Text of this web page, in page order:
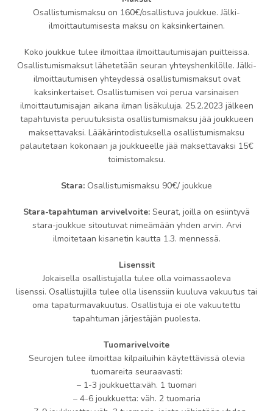
Osallistumismaksu on 160€/osallistuva joukkue. Jälki-
ilmoittautumisesta maksu on kaksinkertainen.
Koko joukkue tulee ilmoittaa ilmoittautumisajan puitteissa.
Osallistumismaksut lähetetään seuran yhteyshenkilölle. Jälki-
ilmoittautumisen yhteydessä osallistumismaksut ovat
kaksinkertaiset. Osallistumisen voi perua varsinaisen
ilmoittautumisajan aikana ilman lisäkuluja. 25.2.2023 jälkeen
tapahtuvista peruutuksista osallistumismaksu jää joukkueen
maksettavaksi. Lääkärintodistuksella osallistumismaksu
palautetaan kokonaan ja joukkueelle jää maksettavaksi 15€
toimistomaksu.
Stara: Osallistumismaksu 90€/ joukkue
Stara-tapahtuman arvivelvoite: Seurat, joilla on esiintyvä
stara-joukkue sitoutuvat nimeämään yhden arvin. Arvi
ilmoitetaan kisanetin kautta 1.3. mennessä.
Lisenssit
Jokaisella osallistujalla tulee olla voimassaoleva
lisenssi. Osallistujilla tulee olla lisenssiin kuuluva vakuutus tai
oma tapaturmavakuutus. Osallistuja ei ole vakuutettu
tapahtuman järjestäjän puolesta.
Tuomarivelvoite
Seurojen tulee ilmoittaa kilpailuihin käytettävissä olevia
tuomareita seuraavasti:
– 1-3 joukkuetta:väh. 1 tuomari
– 4-6 joukkuetta: väh. 2 tuomaria